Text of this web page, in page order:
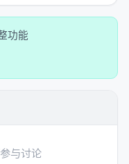
功能
与讨论